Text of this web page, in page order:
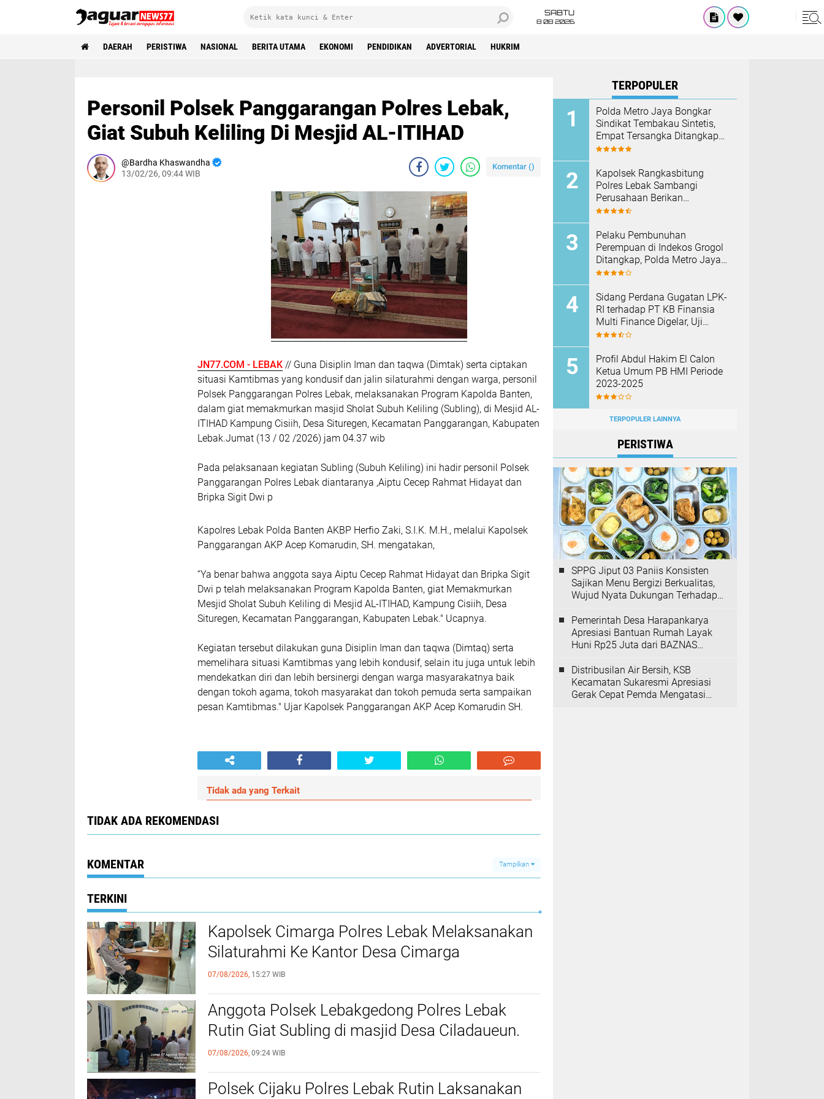
SABTU
8 08 2026
DAERAH PERISTIWA NASIONAL BERITA UTAMA EKONOMI PENDIDIKAN ADVERTORIAL HUKRIM
Personil Polsek Panggarangan Polres Lebak,
Giat Subuh Keliling Di Mesjid AL-ITIHAD
Bardha Khaswandha
13/02/26, 09:44 WIB
Komentar ()
JN77.COM - LEBAK // Guna Disiplin Iman dan taqwa (Dimtak) serta ciptakan
situasi Kamtibmas yang kondusif dan jalin silaturahmi dengan warga, personil
Polsek Panggarangan Polres Lebak, melaksanakan Program Kapolda Banten,
dalam giat memakmurkan masjid Sholat Subuh Keliling (Subling), di Mesjid AL-
ITIHAD Kampung Cisiih, Desa Situregen, Kecamatan Panggarangan, Kabupaten
Lebak.Jumat (13 / 02 /2026) jam 04.37 wib
Pada pelaksanaan kegiatan Subling (Subuh Keliling) ini hadir personil Polsek
Panggarangan Polres Lebak diantaranya ,Aiptu Cecep Rahmat Hidayat dan
Bripka Sigit Dwi p
Kapolres Lebak Polda Banten AKBP Herfio Zaki, S.I.K. M.H., melalui Kapolsek
Panggarangan AKP Acep Komarudin, SH. mengatakan,
“Ya benar bahwa anggota saya Aiptu Cecep Rahmat Hidayat dan Bripka Sigit
Dwi p telah melaksanakan Program Kapolda Banten, giat Memakmurkan
Mesjid Sholat Subuh Keliling di Mesjid AL-ITIHAD, Kampung Cisiih, Desa
Situregen, Kecamatan Panggarangan, Kabupaten Lebak." Ucapnya.
Kegiatan tersebut dilakukan guna Disiplin Iman dan taqwa (Dimtaq) serta
memelihara situasi Kamtibmas yang lebih kondusif, selain itu juga untuk lebih
mendekatkan diri dan lebih bersinergi dengan warga masyarakatnya baik
dengan tokoh agama, tokoh masyarakat dan tokoh pemuda serta sampaikan
pesan Kamtibmas." Ujar Kapolsek Panggarangan AKP Acep Komarudin SH.
Tidak ada yang Terkait
TIDAK ADA REKOMENDASI
KOMENTAR Tampilkan
TERKINI
Kapolsek Cimarga Polres Lebak Melaksanakan
Silaturahmi Ke Kantor Desa Cimarga
07/08/2026, 15:27 WIB
Anggota Polsek Lebakgedong Polres Lebak
Rutin Giat Subling di masjid Desa Ciladaueun.
07/08/2026, 09:24 WIB
Polsek Cijaku Polres Lebak Rutin Laksanakan
TERPOPULER
‎Polda Metro Jaya Bongkar
Sindikat Tembakau Sintetis,
Empat Tersangka Ditangkap
dan Hampir Satu Kilogram
Kapolsek Rangkasbitung
Polres Lebak Sambangi
Perusahaan Berikan
Himbauan Cegah Kebakaran
Pelaku Pembunuhan
Perempuan di Indekos Grogol
Ditangkap, Polda Metro Jaya
Sita Palu dan Sejumlah
Sidang Perdana Gugatan LPK-
RI terhadap PT KB Finansia
Multi Finance Digelar, Uji
Mekanisme Jaminan Fidusia
Profil Abdul Hakim El Calon
Ketua Umum PB HMI Periode
2023-2025
TERPOPULER LAINNYA
PERISTIWA
SPPG Jiput 03 Paniis Konsisten
Sajikan Menu Bergizi Berkualitas,
Wujud Nyata Dukungan Terhadap
Pemerintah Desa Harapankarya
Apresiasi Bantuan Rumah Layak
Huni Rp25 Juta dari BAZNAS
Distribusilan Air Bersih, KSB
Kecamatan Sukaresmi Apresiasi
Gerak Cepat Pemda Mengatasi